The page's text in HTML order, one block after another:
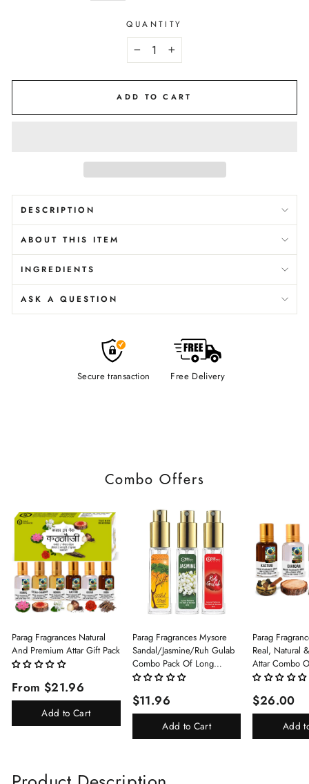
QUANTITY
+
ADD TO CART
DESCRIPTION
ABOUT THIS ITEM
INGREDIENTS
ASK A QUESTION
Secure transaction Free Delivery
Combo Offers
Parag Fragrances Natural
And Premium Attar Gift Pack
From $21.96
Add to Cart
Parag Fragrances Mysore
Sandal/Jasmine/Ruh Gulab
Combo Pack Of Long
Lasting Perfume 8ml X 3 Pc
For Men And Women
$11.96
Add to Cart
Parag
Real, Natural
Attar Combo
(Limited Time/
Rani)
$26.00
Add